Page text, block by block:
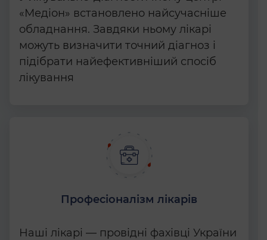
«Медіон» встановлено найсучасніше
обладнання. Завдяки ньому лікарі
можуть визначити точний діагноз і
підібрати найефективніший спосіб
лікування
Професіоналізм лікарів
Наші лікарі — провідні фахівці України